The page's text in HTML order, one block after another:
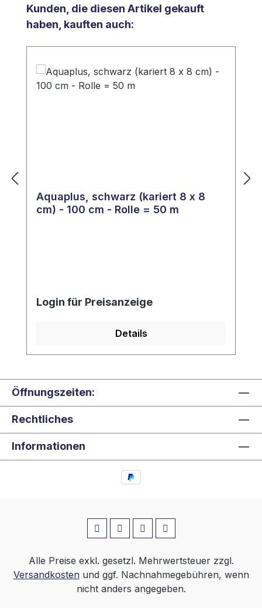
Produktgalerie überspringen
Kunden, die diesen Artikel gekauft
haben, kauften auch:
Aquaplus, schwarz (kariert 8 x 8
cm) - 100 cm - Rolle = 50 m
Login für Preisanzeige
Details
Öffnungszeiten:
Rechtliches
Informationen
Alle Preise exkl. gesetzl. Mehrwertsteuer zzgl.
Versandkostenund ggf. Nachnahmegebühren, wenn
nicht anders angegeben.